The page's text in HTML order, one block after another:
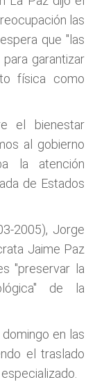
las
que "las
garantizar
física como
el bienestar
al gobierno
la atención
de Estados
2005), Jorge
Jaime Paz
"preservar la
de la
en las
el traslado